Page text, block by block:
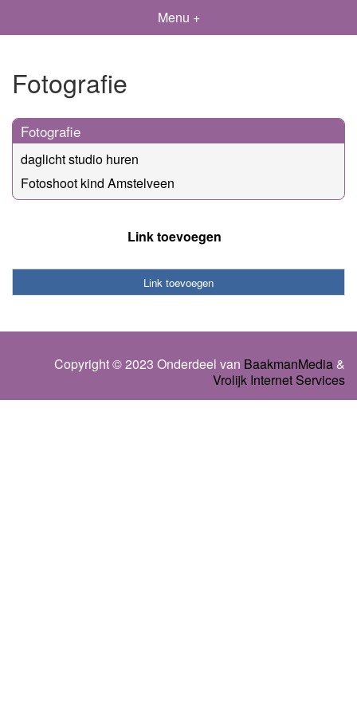
Menu +
Fotografie
Fotografie
daglicht studio huren
Fotoshoot kind Amstelveen
Link toevoegen
Link toevoegen
Copyright © 2023 Onderdeel van BaakmanMedia &
Vrolijk Internet Services